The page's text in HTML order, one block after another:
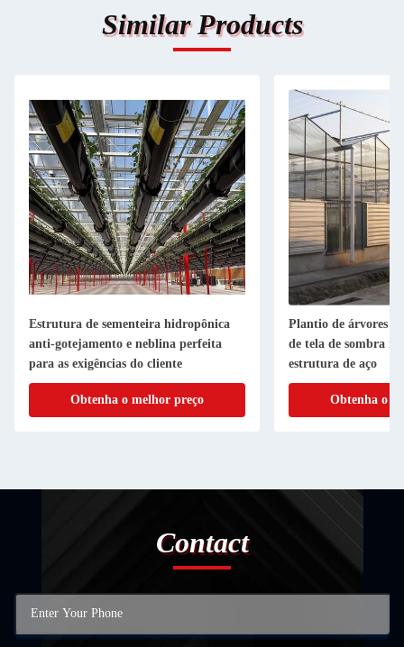
Similar Products
Estrutura de sementeira hidropônica
anti-gotejamento e neblina perfeita
para as exigências do cliente
Obtenha o melhor preço
Plantio de árvores
de tela de sombra
estrutura de aço
Obtenha o
Contact